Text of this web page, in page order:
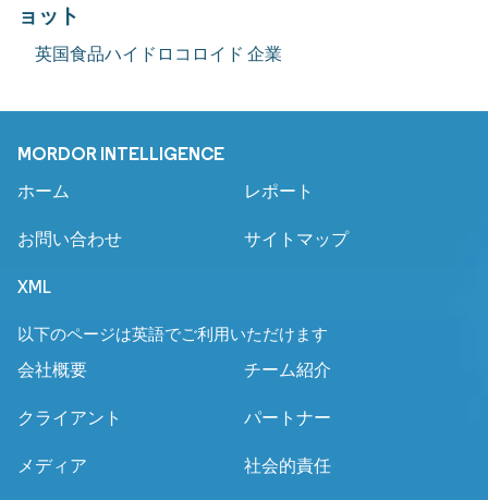
ョット
英国食品ハイドロコロイド 企業
MORDOR INTELLIGENCE
ホーム レポート
お問い合わせ サイトマップ
XML
以下のページは英語でご利用いただけます
会社概要
チーム紹介
クライアント パートナー
メディア 社会的責任